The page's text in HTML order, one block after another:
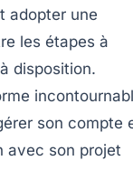
adopter une
les étapes à
disposition.
son compte
avec son projet